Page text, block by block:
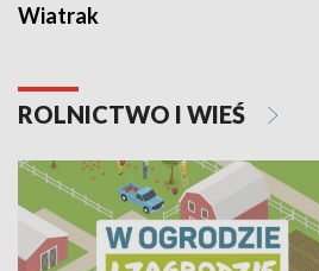
Wiatrak
ROLNICTWO I WIEŚ